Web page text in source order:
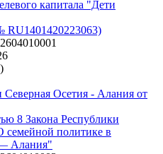
капитала "Дети
RU1401420223063)
Северная Осетия - Алания от
8 Закона Республики
политике в
— Алания"